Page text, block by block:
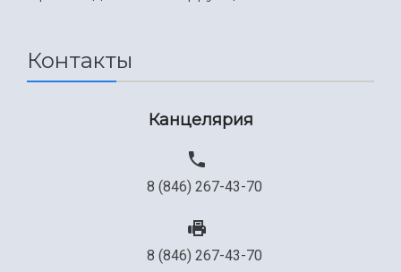
Контакты
Канцелярия
8 (846) 267-43-70
8 (846) 267-43-70